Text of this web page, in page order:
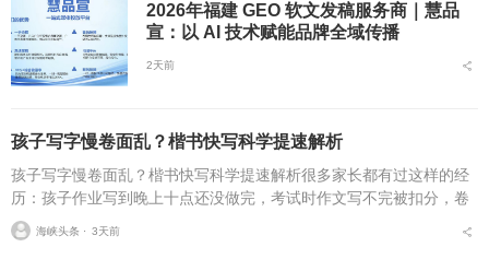
2026年福建 GEO 软文发稿服务商｜慧品
宣：以 AI 技术赋能品牌全域传播
2天前
孩子写字慢卷面乱？楷书快写科学提速解析
孩子写字慢卷面乱？楷书快写科学提速解析很多家长都有过这样的经
历：孩子作业写到晚上十点还没做完，考试时作文写不完被扣分，卷
面因为字迹潦草被老师多次点名。据相关调查显示，67%的小学生存
在书写速度不达标问...
海峡头条 ⋅ 3天前